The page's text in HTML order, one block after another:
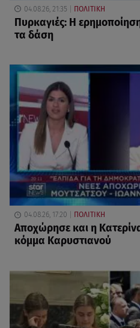
04.08.26, 21:35 ΠΟΛΙΤΙΚΗ
Πυρκαγιές: Η
τα δάση
04.08.26, 17:20 ΠΟΛΙΤΙΚΗ
Αποχώρησε και η
κόμμα Καρυστιανού